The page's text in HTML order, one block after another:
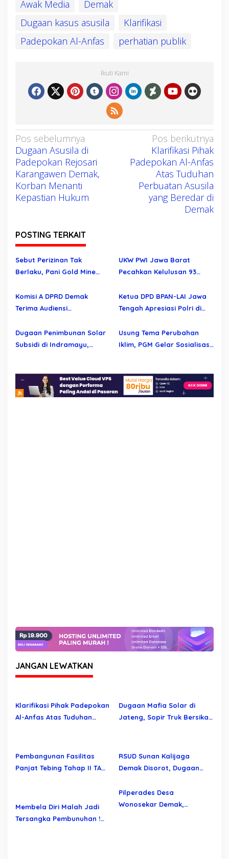
Awak Media
Demak
Dugaan kasus asusila
Klarifikasi
Padepokan Al-Anfas
perhatian publik
Ikuti Kami
N
a
v
i
g
i
p
o
Pos sebelumnya
Dugaan Asusila di
Padepokan Rejosari
Karangawen Demak,
Korban Menanti
Kepastian Hukum
Pos berikutnya
Klarifikasi Pihak
Padepokan Al-Anfas
Atas Tuduhan
Perbuatan Asusila
yang Beredar di
Demak
POSTING TERKAIT
Sebut Perizinan Tak
Berlaku, Pani Gold Mine
Pelanggaran Aturan
UKW PWI Jawa Barat
Pecahkan Kelulusan 93
Wartawan Profesional
Semakin Kuat
Komisi A DPRD Demak
Terima Audiensi
Seleksi Perangkat Desa
Werdoyo dan Mijen
Ketua DPD BPAN-LAI Jawa
Tengah Apresiasi Polri di
Dugaan Penimbunan Solar
Subsidi di Indramayu,
Usung Tema Perubahan
Iklim, PGM Gelar Sosialisasi
JANGAN LEWATKAN
Klarifikasi Pihak Padepokan
Al-Anfas Atas Tuduhan
Dugaan Mafia Solar di
Jateng, Sopir Truk Bersikap
Pembangunan Fasilitas
Panjat Tebing Tahap II TA
Fiktif dan Ketiadaan e-
Faktur Seret Nama CV Esa
RSUD Sunan Kalijaga
Demak Disorot, Dugaan
Bikin Geger!
Membela Diri Malah Jadi
Tersangka Pembunuhan !
Pilperades Desa
Wonosekar Demak,